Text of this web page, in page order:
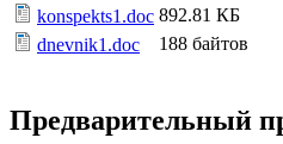
konspekts1.doc 892.81 КБ
dnevnik1.doc
188 байтов
Предварительный